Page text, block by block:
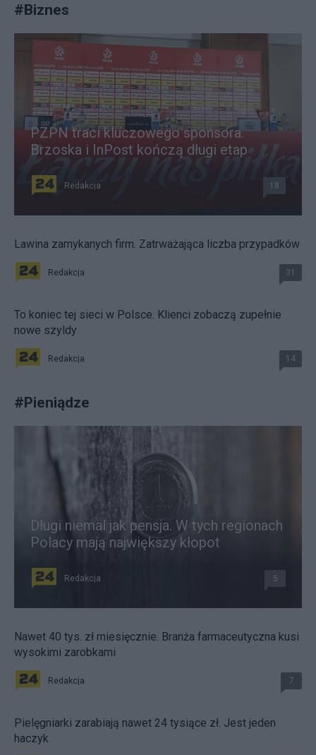
#Biznes
PZPN traci kluczowego sponsora.
Brzoska i InPost kończą długi etap
Redakcja 18
Lawina zamykanych firm. Zatrważająca liczba przypadków
Redakcja 31
To koniec tej sieci w Polsce. Klienci zobaczą zupełnie
nowe szyldy
Redakcja 14
#Pieniądze
Długi niemal jak pensja. W tych regionach
Polacy mają największy kłopot
Redakcja 5
Nawet 40 tys. zł miesięcznie. Branża farmaceutyczna kusi
wysokimi zarobkami
Redakcja 7
Pielęgniarki zarabiają nawet 24 tysiące zł. Jest jeden
haczyk